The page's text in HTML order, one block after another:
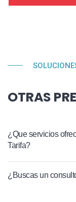
OTRAS
¿Que servicios
Tarifa?
¿Buscas un